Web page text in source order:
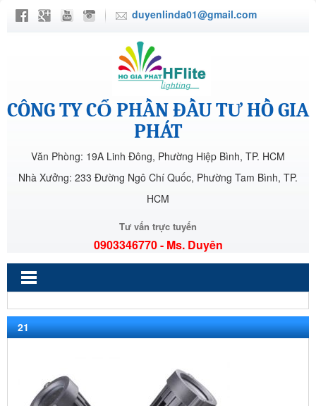
duyenlinda01@gmail.com
CÔNG TY CỔ PHẦN ĐẦU TƯ HỒ GIA
PHÁT
Văn Phòng: 19A Linh Đông, Phường Hiệp Bình, TP. HCM
Nhà Xưởng: 233 Đường Ngô Chí Quốc, Phường Tam Bình, TP.
HCM
Tư vấn trực tuyến
0903346770 - Ms. Duyên
21